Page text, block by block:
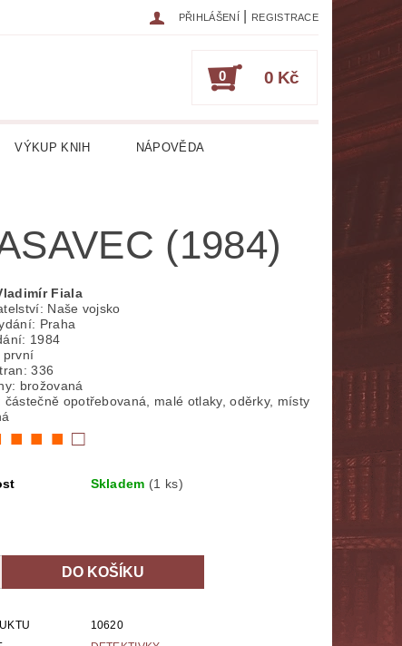
PŘIHLÁŠENÍ REGISTRACE
0 0 Kč
VÝKUP KNIH NÁPOVĚDA
ESOTERIKA, OKULTISMUS
HRY
CIZOJAZYČNÁ
LITERATURA LÉKAŘSKÁ
NÁBOŽENSTVÍ
POLITOLOGIE, SOCIOLOGIE
ZPĚVNÍKY, NOTY
(1984)
Fiala
Naše vojsko
Praha
1984
první
336
brožovaná
částečně opotřebovaná, malé otlaky, oděrky, místy
■ ■ ■ □
Skladem (1 ks)
10620